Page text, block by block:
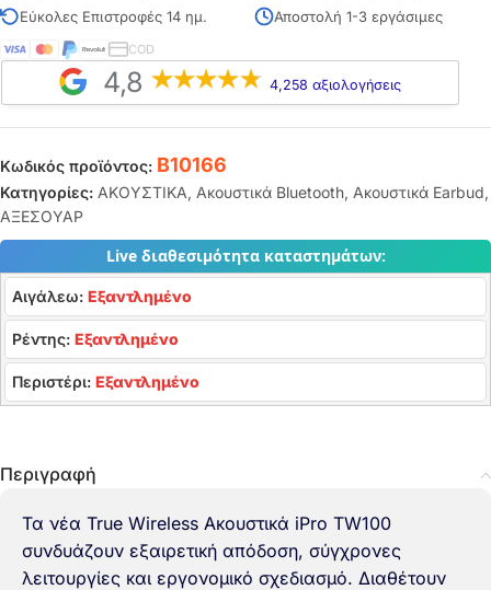
Εύκολες Επιστροφές 14 ημ.
Αποστολή 1-3 εργάσιμες
COD
4,8 4,258 αξιολογήσεις
Κωδικός προϊόντος: B10166
Κατηγορίες: ΑΚΟΥΣΤΙΚΑ, Ακουστικά Bluetooth, Ακουστικά Earbud,
ΑΞΕΣΟΥΑΡ
Live διαθεσιμότητα καταστημάτων:
Αιγάλεω: Εξαντλημένο
Ρέντης: Εξαντλημένο
Περιστέρι: Εξαντλημένο
Περιγραφή
Τα νέα True Wireless Ακουστικά iPro TW100
συνδυάζουν εξαιρετική απόδοση, σύγχρονες
λειτουργίες και εργονομικό σχεδιασμό. Διαθέτουν